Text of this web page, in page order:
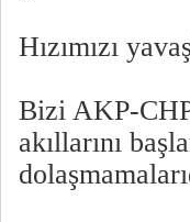
Hızımızı
Bizi AKP-CHP
akıllarını